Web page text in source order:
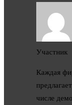
Участник
Каждая
числе